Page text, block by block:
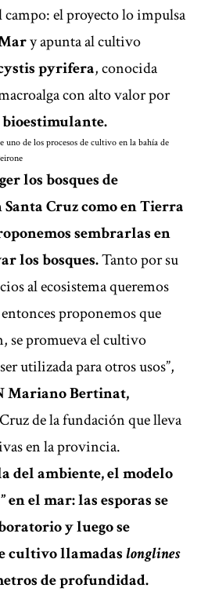
campo: el proyecto lo impulsa
y apunta al cultivo
pyrifera, conocida
con alto valor por
bioestimulante.
uno de los procesos de cultivo en la bahía de
los bosques de
Cruz como en Tierra
sembrarlas en
los bosques.Tanto por su
al ecosistema queremos
proponemos que
se promueva el cultivo
utilizada para otros usos”,
Mariano Bertinat,
de la fundación que lleva
en la provincia.
del ambiente, el modelo
en el mar: las esporas se
y luego se
cultivo llamadaslonglines
de profundidad.